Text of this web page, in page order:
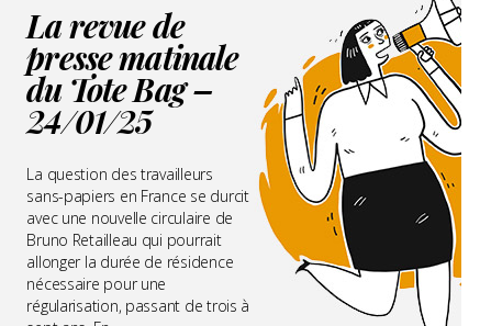
La revue de
presse matinale
du Tote Bag –
24/01/25
La question des travailleurs
sans-papiers en France se durcit
avec une nouvelle circulaire de
Bruno Retailleau qui pourrait
allonger la durée de résidence
nécessaire pour une
régularisation, passant de trois à